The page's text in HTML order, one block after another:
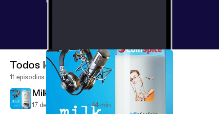
Todos los episodios
11 episodios
Milk S2E10 Amaury Séchet
17 de ene de 2019 44 min